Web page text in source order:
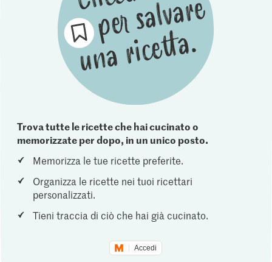
Trova tutte le ricette che hai cucinato o
memorizzate per dopo, in un unico posto.
Memorizza le tue ricette preferite.
Organizza le ricette nei tuoi ricettari
personalizzati.
Tieni traccia di ciò che hai già cucinato.
Accedi